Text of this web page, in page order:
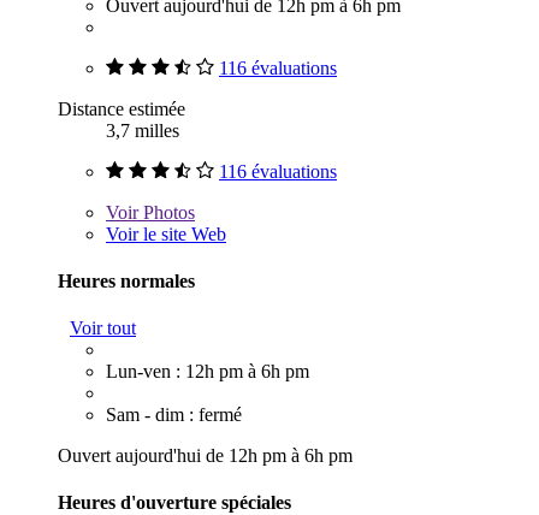
Ouvert aujourd'hui de 12h pm à 6h pm
116 évaluations
Distance estimée
3,7 milles
116 évaluations
VoirPhotos
Voir le site Web
Heures normales
Voir tout
Lun-ven : 12h pm à 6h pm
Sam - dim : fermé
Ouvert aujourd'hui de 12h pm à 6h pm
Heures d'ouverture spéciales